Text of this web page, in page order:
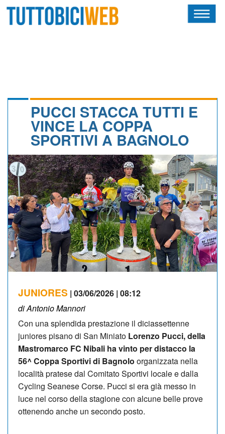
CALENDARIO
ALBI D'ORO
NEWSLETTER
PUCCI STACCA TUTTI E
VINCE LA COPPA
SPORTIVI A BAGNOLO
JUNIORES | 03/06/2026 | 08:12
di Antonio Mannori
Con una splendida prestazione il diciassettenne
juniores pisano di San Miniato Lorenzo Pucci, della
Mastromarco FC Nibali ha vinto per distacco la
56^ Coppa Sportivi di Bagnolo organizzata nella
località pratese dal Comitato Sportivi locale e dalla
Cycling Seanese Corse. Pucci si era già messo in
luce nel corso della stagione con alcune belle prove
ottenendo anche un secondo posto.